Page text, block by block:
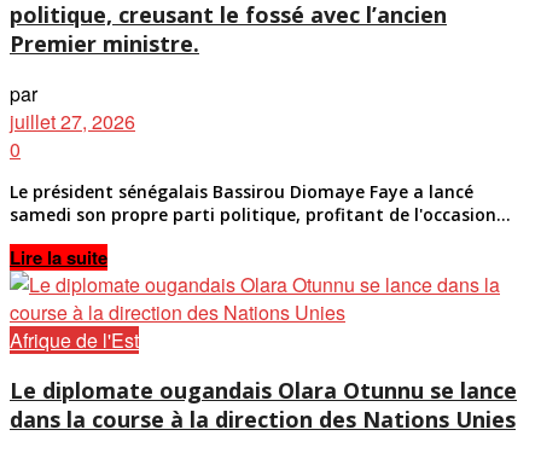
politique, creusant le fossé avec l’ancien
Premier ministre.
par
juillet 27, 2026
0
Le président sénégalais Bassirou Diomaye Faye a lancé
samedi son propre parti politique, profitant de l'occasion...
Lire la suiteDetails
Afrique de l'Est
Le diplomate ougandais Olara Otunnu se lance
dans la course à la direction des Nations Unies